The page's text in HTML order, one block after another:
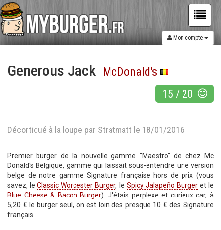
Mon compte
Generous Jack McDonald's
15 / 20
Décortiqué à la loupe par Stratmatt le 18/01/2016
Premier burger de la nouvelle gamme "Maestro" de chez Mc
Donald's Belgique, gamme qui laissait sous-entendre une version
belge de notre gamme Signature française hors de prix (vous
savez, leClassic Worcester Burger, le Spicy Jalapeño Burgeret le
Blue Cheese & Bacon Burger). J'étais perplexe et curieux car, à
5,20 € le burger seul, on est loin des presque 10 € des Signature
français.